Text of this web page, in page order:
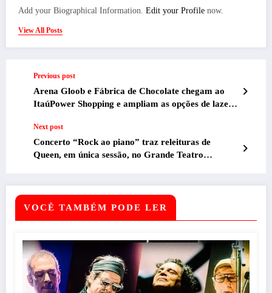
Add your Biographical Information. Edit your Profile now.
View All Posts
Previous post
Arena Gloob e Fábrica de Chocolate chegam ao
ItaúPower Shopping e ampliam as opções de lazer
Next post
Concerto “Rock ao piano” traz releituras de
Queen, em única sessão, no Grande Teatro
VOCÊ TAMBÉM PODE LER